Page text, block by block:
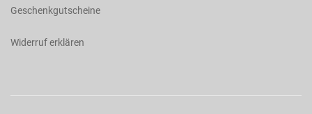
Geschenkgutscheine
Widerruf erklären